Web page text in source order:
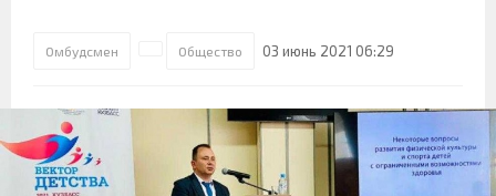
Омбудсмен Общество 03 июнь 2021 06:29